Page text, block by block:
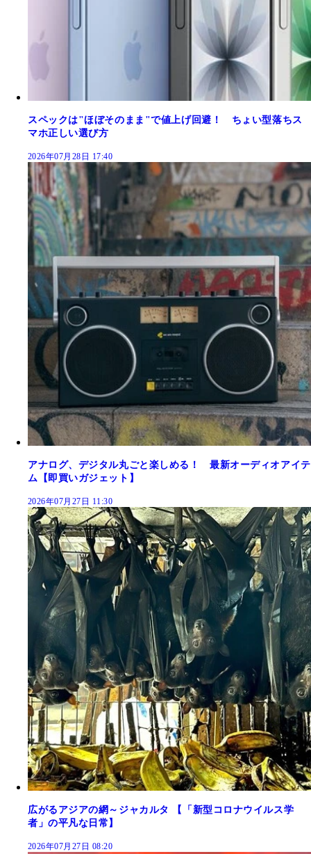
スペックは"ほぼそのまま"で値上げ回避！ ちょい型落ちス
マホ正しい選び方
2026年07月28日 17:40
アナログ、デジタル丸ごと楽しめる！ 最新オーディオアイテ
ム【即買いガジェット】
2026年07月27日 11:30
広がるアジアの網～ジャカルタ 【「新型コロナウイルス学
者」の平凡な日常】
2026年07月27日 08:20